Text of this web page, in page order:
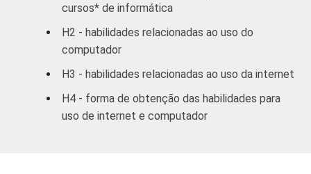
Outras CO 58,10
FAMILIAR
MENSAL
R$301-
R$500
72,98
cursos* de informática
H2 - habilidades relacionadas ao uso do
computador
H3 - habilidades relacionadas ao uso da internet
H4 - forma de obtenção das habilidades para
uso de internet e computador